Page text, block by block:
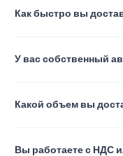
Как быстро вы
У вас собственный
Какой объем вы
Вы работаете с НДС